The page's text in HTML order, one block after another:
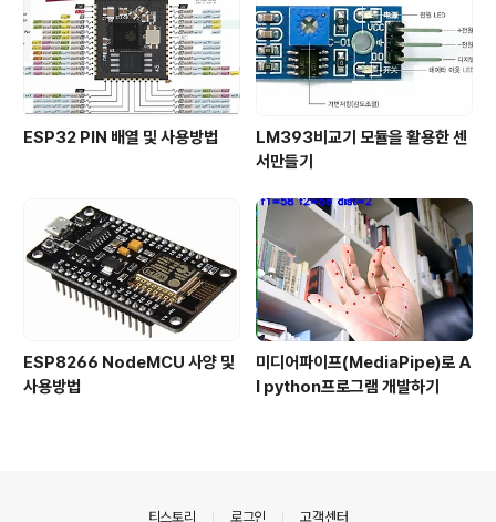
ESP32 PIN 배열 및 사용방법
LM393비교기 모듈을 활용한 센
서만들기
ESP8266 NodeMCU 사양 및
사용방법
미디어파이프(MediaPipe)로 A
I python프로그램 개발하기
티스토리 로그인 고객센터